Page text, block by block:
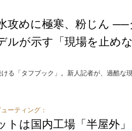
攻めに極寒、粉じん
ルが示す「現場を止め
る「タフブック」。新人記者が、過酷な
ーティング：
トは国内工場「半屋外